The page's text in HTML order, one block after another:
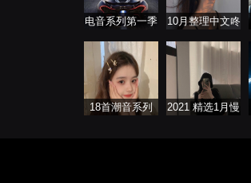
电音系列第一季
10月整理中文咚
18首潮音系列
2021 精选1月慢